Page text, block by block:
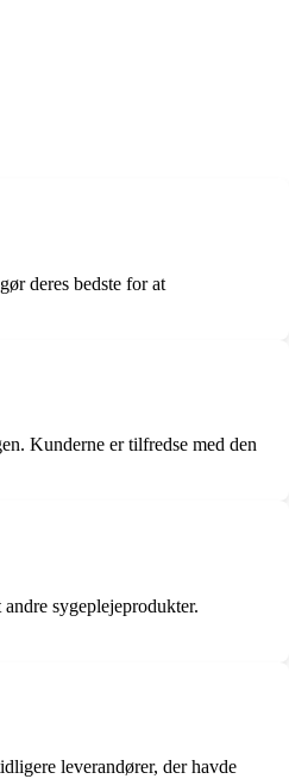
deres bedste for at
Kunderne er tilfredse med den
sygeplejeprodukter.
leverandører, der havde